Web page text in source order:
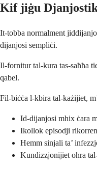
Kif jiġu
It-tobba normalment
dijanjosi sempliċi.
Il-fornitur tal-kura tas-saħħa
qabel.
Fil-biċċa l-kbira tal-każijiet,
Id-dijanjosi mhix ċara
Ikollok episodji
Hemm sinjali ta’
Kundizzjonijiet oħra